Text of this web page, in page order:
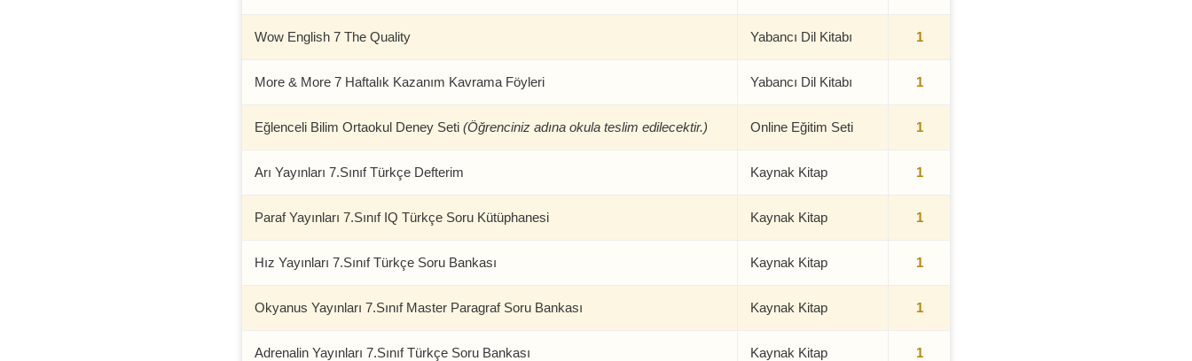
Wow English 7 The Quality Yabancı Dil Kitabı 1
More & More 7 Haftalık Kazanım Kavrama Föyleri Yabancı Dil Kitabı 1
Eğlenceli Bilim Ortaokul Deney Seti (Öğrenciniz adına okula teslim edilecektir.) Online Eğitim Seti 1
Arı Yayınları 7.Sınıf Türkçe Defterim Kaynak Kitap 1
Paraf Yayınları 7.Sınıf IQ Türkçe Soru Kütüphanesi Kaynak Kitap 1
Hız Yayınları 7.Sınıf Türkçe Soru Bankası Kaynak Kitap 1
Okyanus Yayınları 7.Sınıf Master Paragraf Soru Bankası Kaynak Kitap 1
Adrenalin Yayınları 7.Sınıf Türkçe Soru Bankası Kaynak Kitap 1